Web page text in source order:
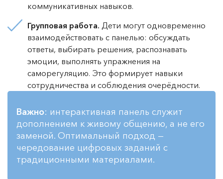
коммуникативных навыков.
Групповая работа. Дети могут одновременно
взаимодействовать с панелью: обсуждать
ответы, выбирать решения, распознавать
эмоции, выполнять упражнения на
саморегуляцию. Это формирует навыки
сотрудничества и соблюдения очерёдности.
Важно: интерактивная панель служит
дополнением к живому общению, а не его
заменой. Оптимальный подход —
чередование цифровых заданий с
традиционными материалами.